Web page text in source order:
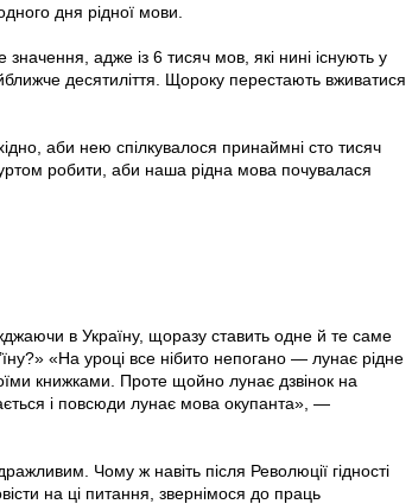
дня рідної мови.
адже із 6 тисяч мов, які нині існують у
десятиліття. Щороку перестають вживатися
аби нею спілкувалося принаймні сто тисяч
робити, аби наша рідна мова почувалася
в Україну, щоразу ставить одне й те саме
«На уроці все нібито непогано — лунає рідне
книжками. Проте щойно лунає дзвінок на
і повсюди лунає мова окупанта», —
Чому ж навіть після Революції гідності
на ці питання, звернімося до праць